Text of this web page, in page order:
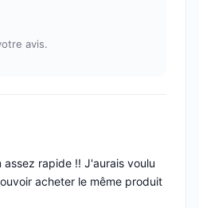
avis.
rapide !! J'aurais voulu
acheter le même produit